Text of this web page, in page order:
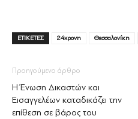
ΕΤΙΚΕΤΕΣ 24χρονη Θεσσαλονίκη
Προηγούμενο άρθρο
Η Ένωση Δικαστών και
Εισαγγελέων καταδικάζει την
επίθεση σε βάρος του